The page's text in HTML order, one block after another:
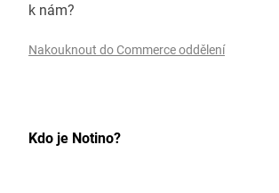
k nám?
Nakouknout do Commerce oddělení
Kdo je Notino?